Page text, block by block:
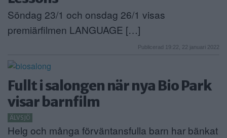
Söndag 23/1 och onsdag 26/1 visas
premiärfilmen LANGUAGE […]
Publicerad 19:22, 22 januari 2022
Fullt i salongen när nya Bio Park
visar barnfilm
ÄLVSJÖ
Helg och många förväntansfulla barn har bänkat